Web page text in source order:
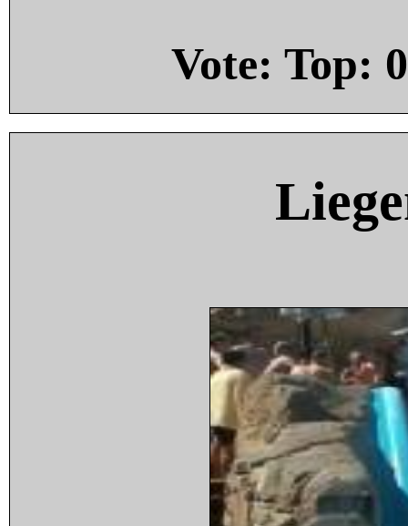
Vote: Top: 0